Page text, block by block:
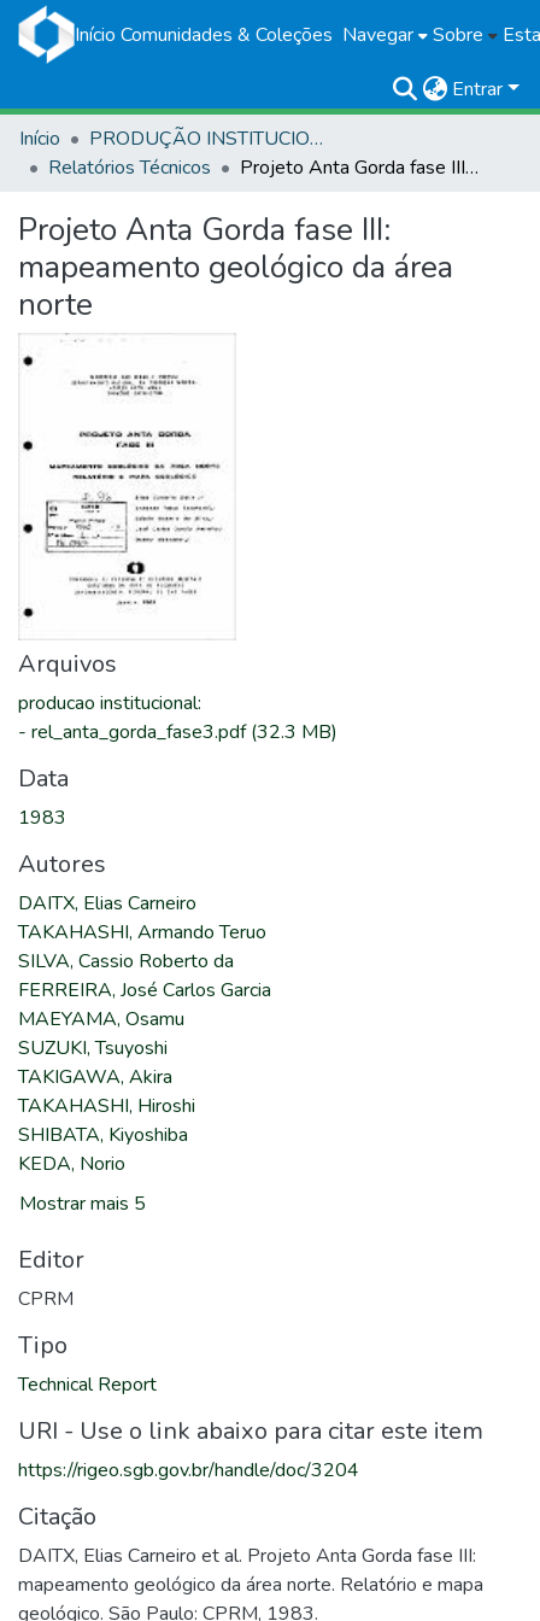
Início Comunidades & Coleções Navegar Sobre
Entrar
Início
PRODUÇÃO INSTITUCIONAL
Relatórios Técnicos
Projeto Anta Gorda fase III: mapeamento geológico da área norte
Projeto Anta Gorda fase III:
mapeamento geológico da área
norte
Arquivos
producao institucional:
- rel_anta_gorda_fase3.pdf(32.3 MB)
Data
1983
Autores
DAITX, Elias Carneiro
TAKAHASHI, Armando Teruo
SILVA, Cassio Roberto da
FERREIRA, José Carlos Garcia
MAEYAMA, Osamu
SUZUKI, Tsuyoshi
TAKIGAWA, Akira
TAKAHASHI, Hiroshi
SHIBATA, Kiyoshiba
KEDA, Norio
Mostrar mais 5
Editor
CPRM
Tipo
Technical Report
URI - Use o link abaixo para citar este item
https://rigeo.sgb.gov.br/handle/doc/3204
Citação
DAITX, Elias Carneiro et al. Projeto Anta Gorda fase III:
mapeamento geológico da área norte. Relatório e mapa
geológico. São Paulo: CPRM, 1983.